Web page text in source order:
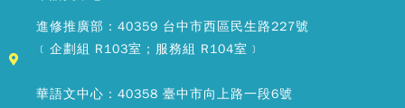
進修推廣部：40359 台中市西區民生路227號
﹝企劃組 R103室；服務組 R104室﹞
華語文中心：40358 臺中市向上路一段6號